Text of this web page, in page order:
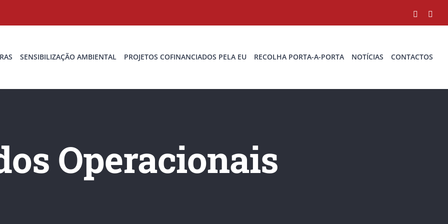
Facebook
SENSIBILIZAÇÃO AMBIENTAL PROJETOS COFINANCIADOS PELA EU RECOLHA PORTA-A-PORTA NOTÍCIAS CONTACTOS
Operacionais